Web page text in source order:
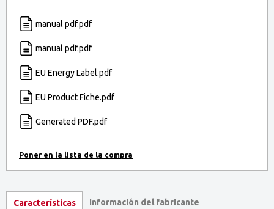
manual pdf.pdf
manual pdf.pdf
EU Energy Label.pdf
EU Product Fiche.pdf
Generated PDF.pdf
Características Información del fabricante